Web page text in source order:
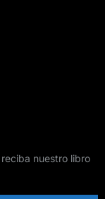
nuestro libro